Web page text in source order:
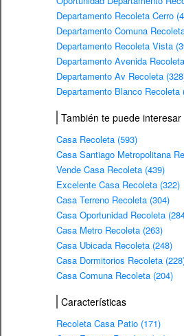
Departamento Recoleta Cerro
Departamento Comuna
Departamento Recoleta Vista
Departamento Avenida
Departamento Av Recoleta
Departamento Blanco Recoleta
También te puede interesar
Casa Recoleta (593)
Casa Santiago Metropolitana
Vende Casa Recoleta (439)
Excelente Casa Recoleta (322)
Casa Terreno Recoleta (304)
Casa Oportunidad Recoleta
Casa Metro Recoleta (263)
Casa Ubicada Recoleta (248)
Casa Dormitorios Recoleta
Casa Comuna Recoleta (204)
Características
Recoleta Casa Patio (171)